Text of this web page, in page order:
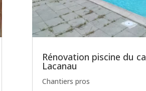
Rénovation piscine du
Lacanau
Chantiers pros